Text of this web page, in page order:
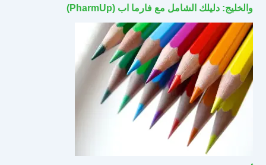
والخليج: دليلك الشامل مع فارما اب (PharmUp)